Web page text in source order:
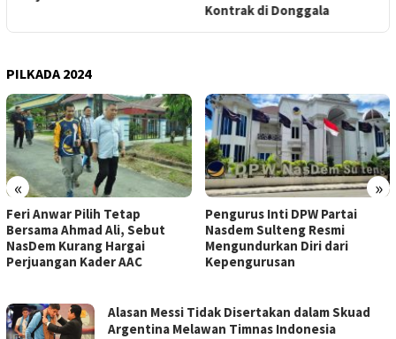
Kontrak di Donggala
PILKADA 2024
« »
Feri Anwar Pilih Tetap
Bersama Ahmad Ali, Sebut
NasDem Kurang Hargai
Perjuangan Kader AAC
Pengurus Inti DPW Partai
Nasdem Sulteng Resmi
Mengundurkan Diri dari
Kepengurusan
FILESULAWESI.COMAlasan Messi Tidak Disertakan dalam Skuad
Argentina Melawan Timnas Indonesia